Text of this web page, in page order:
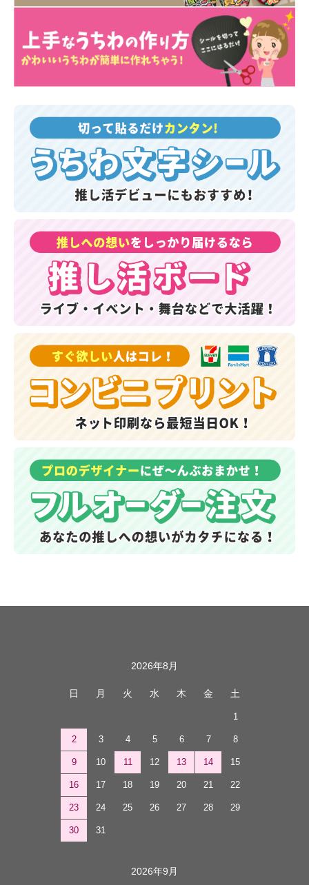
2026年8月
日 月 火 水 木 金 土
1
2 3 4 5 6 7 8
9 10 11 12 13 14 15
16 17 18 19 20 21 22
23 24 25 26 27 28 29
30 31
2026年9月